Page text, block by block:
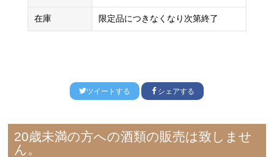
在庫 限定品につきなくなり次第終了
ツイートする シェアする
20歳未満の方への酒類の販売は致しませ
ん。